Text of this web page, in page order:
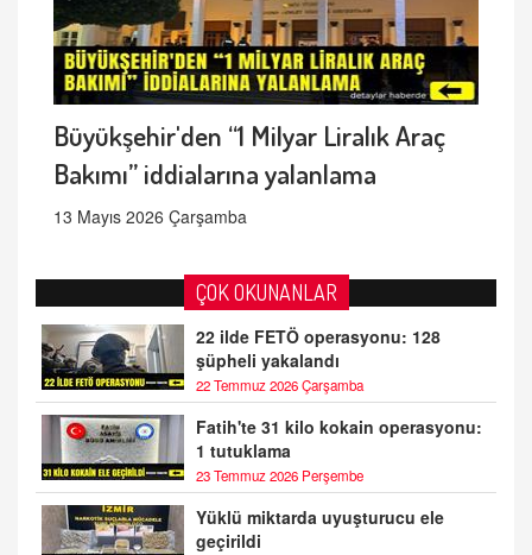
Büyükşehir'den “1 Milyar Liralık Araç
Bakımı” iddialarına yalanlama
13 Mayıs 2026 Çarşamba
ÇOK OKUNANLAR
22 ilde FETÖ operasyonu: 128
şüpheli yakalandı
22 Temmuz 2026 Çarşamba
Fatih'te 31 kilo kokain operasyonu:
1 tutuklama
23 Temmuz 2026 Perşembe
Yüklü miktarda uyuşturucu ele
geçirildi